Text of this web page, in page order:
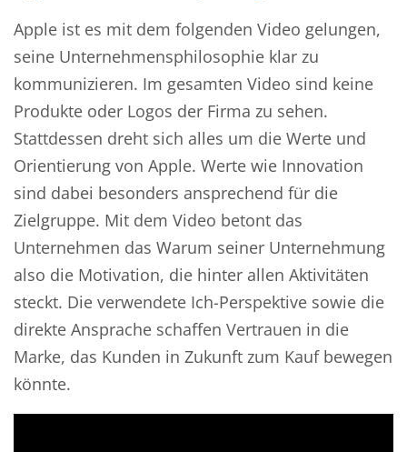
Apple ist es mit dem folgenden Video gelungen,
seine Unternehmensphilosophie klar zu
kommunizieren. Im gesamten Video sind keine
Produkte oder Logos der Firma zu sehen.
Stattdessen dreht sich alles um die Werte und
Orientierung von Apple. Werte wie Innovation
sind dabei besonders ansprechend für die
Zielgruppe. Mit dem Video betont das
Unternehmen das Warum seiner Unternehmung
also die Motivation, die hinter allen Aktivitäten
steckt. Die verwendete Ich-Perspektive sowie die
direkte Ansprache schaffen Vertrauen in die
Marke, das Kunden in Zukunft zum Kauf bewegen
könnte.